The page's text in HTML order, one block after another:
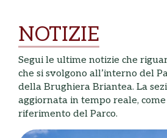
NOTIZIE
Segui le ultime notizie che
che si svolgono all’interno del
della Brughiera Briantea. La
aggiornata in tempo reale,
riferimento del Parco.